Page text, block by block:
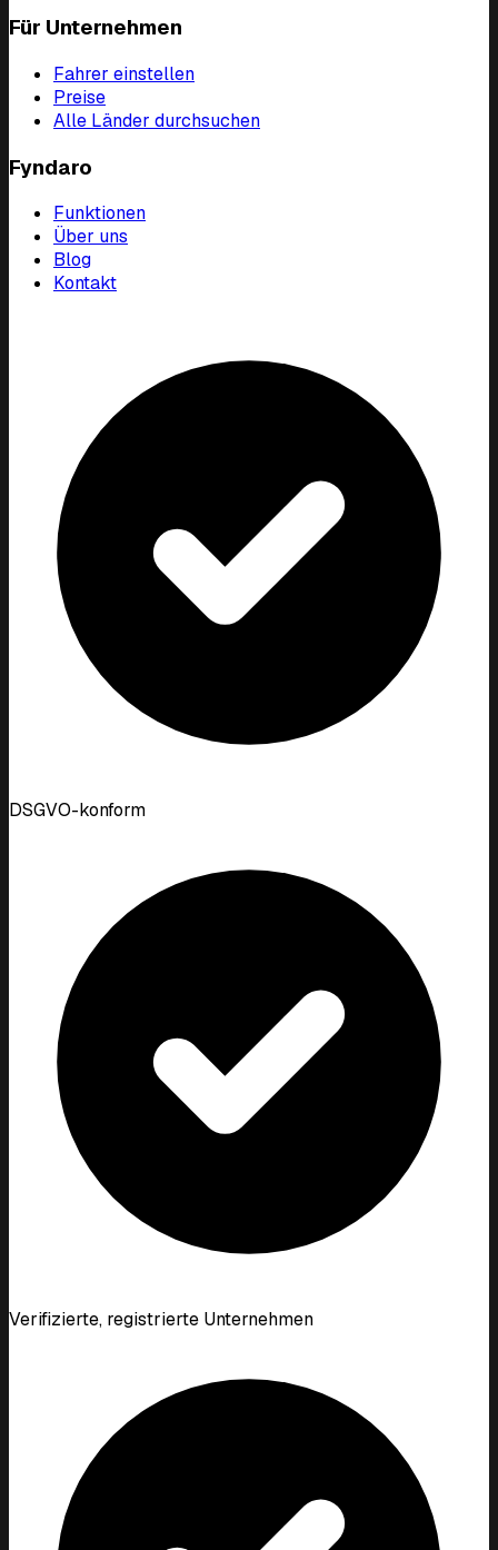
Für Unternehmen
Fahrer einstellen
Preise
Alle Länder durchsuchen
Fyndaro
Funktionen
Über uns
Blog
Kontakt
DSGVO-konform
Verifizierte, registrierte Unternehmen